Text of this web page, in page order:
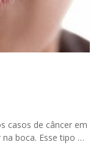
casos de câncer em
na boca. Esse tipo …